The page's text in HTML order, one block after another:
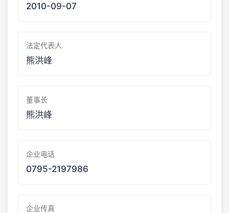
2010-09-07
法定代表人
熊洪峰
董事长
熊洪峰
企业电话
0795-2197986
企业传真